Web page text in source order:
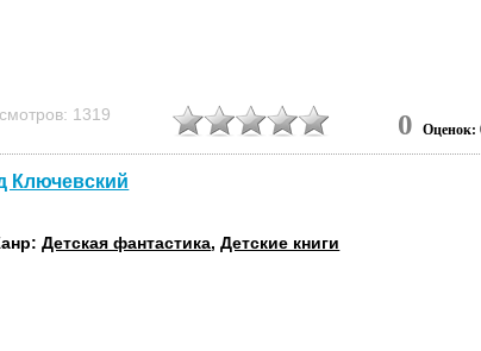
1319 0 Оценок:
Ключевский
Детская фантастика,Детские книги